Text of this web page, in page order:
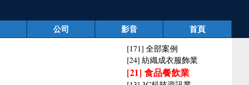
公司 影音 首頁
[171] 全部案例
[24] 紡織成衣服飾業
[21] 食品餐飲業